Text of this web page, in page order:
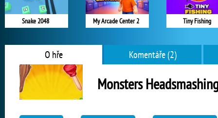
Snake 2048 My Arcade Center 2 Tiny Fishing
O hře Komentáře (2)
Monsters